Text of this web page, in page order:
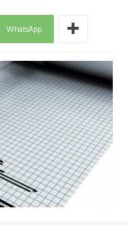
WhatsApp